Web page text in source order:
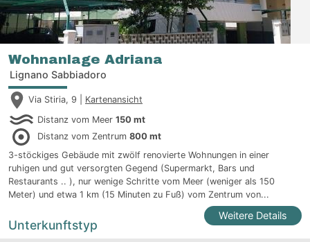
Wohnanlage Adriana
Lignano Sabbiadoro
Via Stiria, 9 | Kartenansicht
Distanz vom Meer 150 mt
Distanz vom Zentrum 800 mt
3-stöckiges Gebäude mit zwölf renovierte Wohnungen in einer
ruhigen und gut versorgten Gegend (Supermarkt, Bars und
Restaurants .. ), nur wenige Schritte vom Meer (weniger als 150
Meter) und etwa 1 km (15 Minuten zu Fuß) vom Zentrum von...
Weitere Details
Unterkunftstyp